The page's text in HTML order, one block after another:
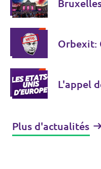
Orbexit:
L'appel
Plus d'actualités